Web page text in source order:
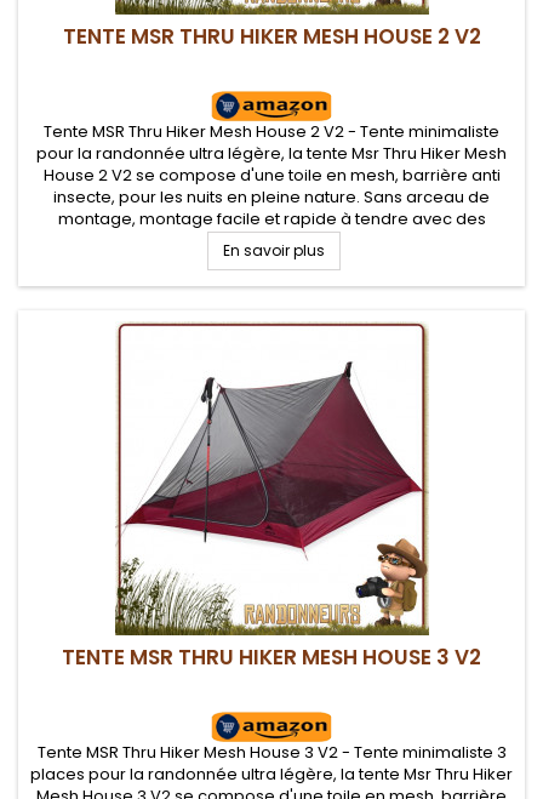
TENTE MSR THRU HIKER MESH HOUSE 2 V2
Tente MSR Thru Hiker Mesh House 2 V2 - Tente minimaliste
pour la randonnée ultra légère, la tente Msr Thru Hiker Mesh
House 2 V2 se compose d'une toile en mesh, barrière anti
insecte, pour les nuits en pleine nature. Sans arceau de
montage, montage facile et rapide à tendre avec des
bâtons de marche ou mâts en option
En savoir plus
TENTE MSR THRU HIKER MESH HOUSE 3 V2
Tente MSR Thru Hiker Mesh House 3 V2 - Tente minimaliste 3
places pour la randonnée ultra légère, la tente Msr Thru Hiker